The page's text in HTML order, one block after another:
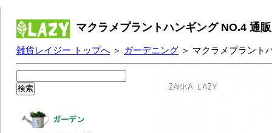
マクラメプラントハンギング NO.4 通
雑貨レイジー トップへ ＞ ガーデニング ＞ マクラメプラント